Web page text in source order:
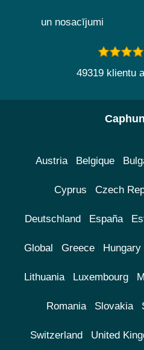
un nosacījumi
49319 klientu
Austria Belgique
Cyprus Czech
Deutschland España
Global Greece Hungary
Lithuania Luxembourg
Romania Slovakia
Switzerland United